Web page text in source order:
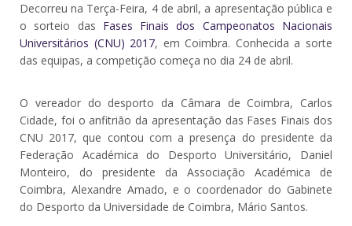
Decorreu na Terça-Feira, 4 de abril, a apresentação pública e
o sorteio das Fases Finais dos Campeonatos Nacionais
Universitários (CNU) 2017, em Coimbra. Conhecida a sorte
das equipas, a competição começa no dia 24 de abril.
O vereador do desporto da Câmara de Coimbra, Carlos
Cidade, foi o anfitrião da apresentação das Fases Finais dos
CNU 2017, que contou com a presença do presidente da
Federação Académica do Desporto Universitário, Daniel
Monteiro, do presidente da Associação Académica de
Coimbra, Alexandre Amado, e o coordenador do Gabinete
do Desporto da Universidade de Coimbra, Mário Santos.